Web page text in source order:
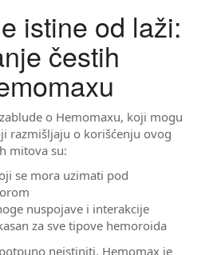
istine od laži:
čestih
o Hemomaxu, koji mogu
razmišljaju o korišćenju ovog
mitova su:
se mora uzimati pod
nuspojave i interakcije
za sve tipove hemoroida
neistiniti. Hemomax je